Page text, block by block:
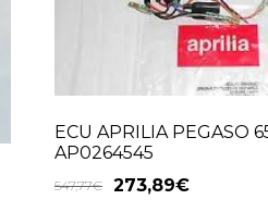
ECU APRILIA PEGASO
AP0264545
547,77€ 273,89€